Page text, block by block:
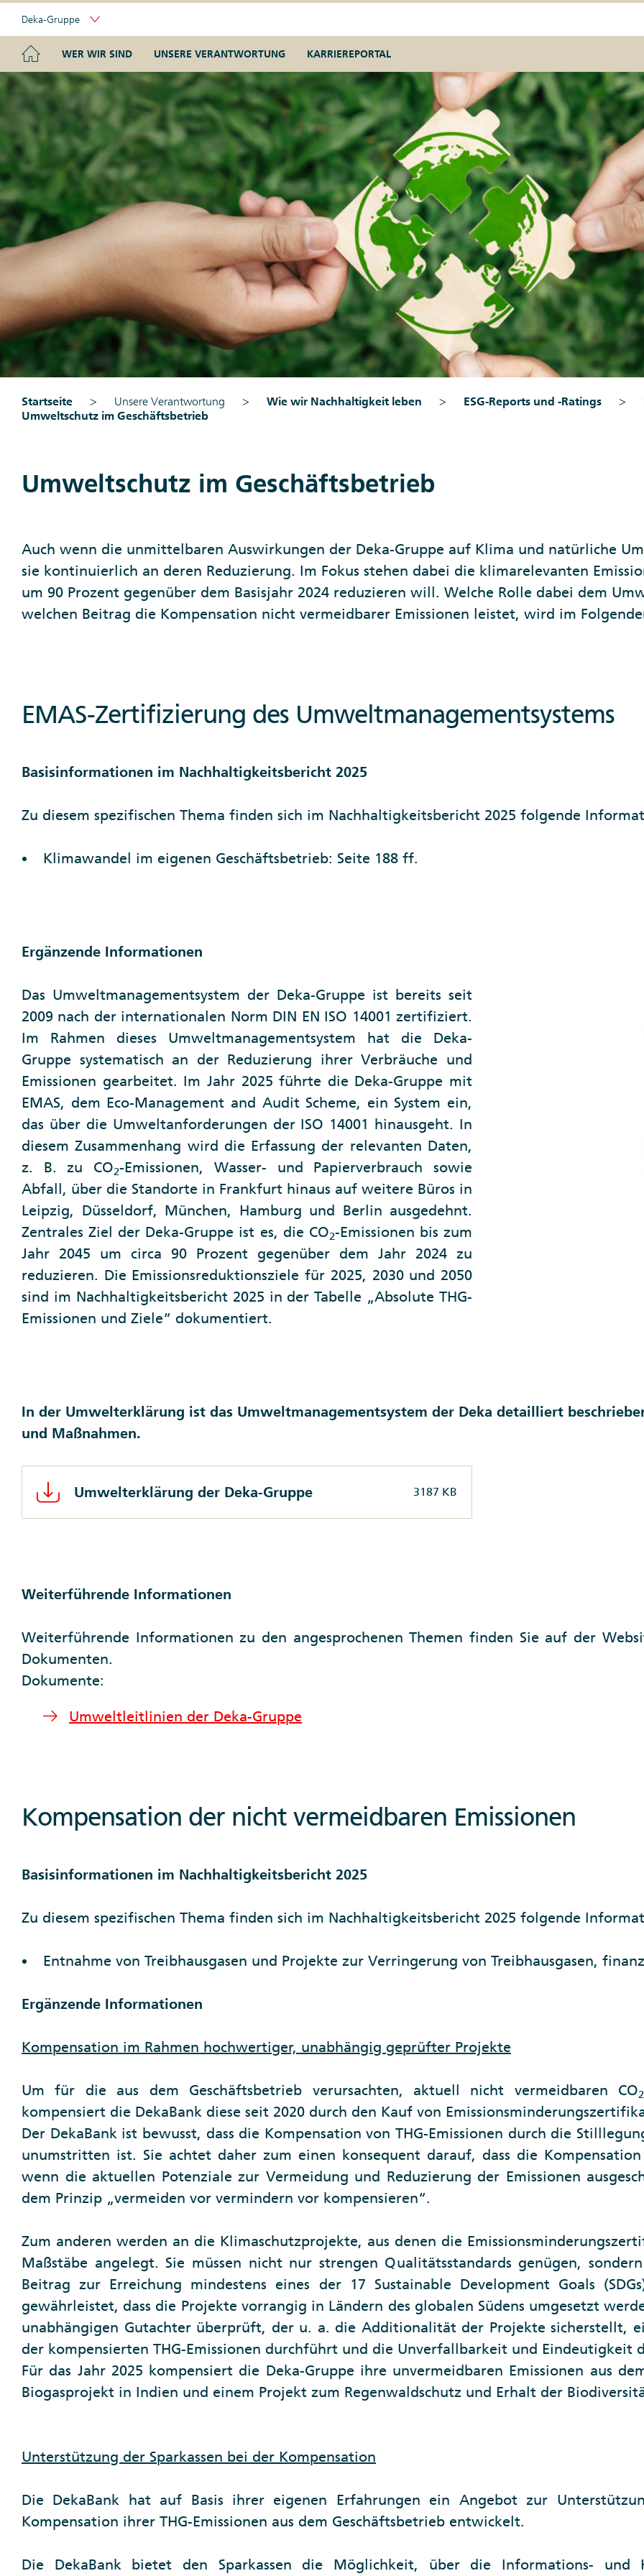
Skip
Portal
Navigation
Deka-Gruppe
HOME
WER WIR SIND UNSERE VERANTWORTUNG KARRIEREPORTAL
Startseite Unsere Verantwortung Wie wir Nachhaltigkeit leben ESG-Reports und -Ratings
Umweltschutz im Geschäftsbetrieb
Umweltschutz im Geschäftsbetrieb
Auch wenn die unmittelbaren Auswirkungen der Deka-Gruppe auf Klima und natürliche
sie kontinuierlich an deren Reduzierung. Im Fokus stehen dabei die klimarelevanten
um 90 Prozent gegenüber dem Basisjahr 2024 reduzieren will. Welche Rolle dabei dem
welchen Beitrag die Kompensation nicht vermeidbarer Emissionen leistet, wird im
EMAS-Zertifizierung des Umweltmanagementsystems
Basisinformationen im Nachhaltigkeitsbericht 2025
Zu diesem spezifischen Thema finden sich im Nachhaltigkeitsbericht 2025 folgende
Klimawandel im eigenen Geschäftsbetrieb: Seite 188 ff.
Ergänzende Informationen
Das Umweltmanagementsystem der Deka-Gruppe ist bereits seit
2009 nach der internationalen Norm DIN EN ISO 14001 zertifiziert.
Im Rahmen dieses Umweltmanagementsystem hat die Deka-
Gruppe systematisch an der Reduzierung ihrer Verbräuche und
Emissionen gearbeitet. Im Jahr 2025 führte die Deka-Gruppe mit
EMAS, dem Eco-Management and Audit Scheme, ein System ein,
das über die Umweltanforderungen der ISO 14001 hinausgeht. In
diesem Zusammenhang wird die Erfassung der relevanten Daten,
z. B. zu CO2-Emissionen, Wasser- und Papierverbrauch sowie
Abfall, über die Standorte in Frankfurt hinaus auf weitere Büros in
Leipzig, Düsseldorf, München, Hamburg und Berlin ausgedehnt.
Zentrales Ziel der Deka-Gruppe ist es, die CO2-Emissionen bis zum
Jahr 2045 um circa 90 Prozent gegenüber dem Jahr 2024 zu
reduzieren. Die Emissionsreduktionsziele für 2025, 2030 und 2050
sind im Nachhaltigkeitsbericht 2025 in der Tabelle „Absolute THG-
Emissionen und Ziele“ dokumentiert.
In der Umwelterklärung ist das Umweltmanagementsystem der Deka detailliert
und Maßnahmen.
Umwelterklärung der Deka-Gruppe 3187 KB
Weiterführende Informationen
Weiterführende Informationen zu den angesprochenen Themen finden Sie auf der
Dokumenten.
Dokumente:
Umweltleitlinien der Deka-Gruppe
Kompensation der nicht vermeidbaren Emissionen
Basisinformationen im Nachhaltigkeitsbericht 2025
Zu diesem spezifischen Thema finden sich im Nachhaltigkeitsbericht 2025 folgende
Entnahme von Treibhausgasen und Projekte zur Verringerung von Treibhausgasen,
Ergänzende Informationen
Kompensation im Rahmen hochwertiger, unabhängig geprüfter Projekte
Um für die aus dem Geschäftsbetrieb verursachten, aktuell nicht vermeidbaren CO2
kompensiert die DekaBank diese seit 2020 durch den Kauf von
Der DekaBank ist bewusst, dass die Kompensation von THG-Emissionen durch die
unumstritten ist. Sie achtet daher zum einen konsequent darauf, dass die
wenn die aktuellen Potenziale zur Vermeidung und Reduzierung der Emissionen
dem Prinzip „vermeiden vor vermindern vor kompensieren“.
Zum anderen werden an die Klimaschutzprojekte, aus denen die
Maßstäbe angelegt. Sie müssen nicht nur strengen Qualitätsstandards genügen,
Beitrag zur Erreichung mindestens eines der 17 Sustainable Development Goals
gewährleistet, dass die Projekte vorrangig in Ländern des globalen Südens umgesetzt
unabhängigen Gutachter überprüft, der u. a. die Additionalität der Projekte sicherstellt,
der kompensierten THG-Emissionen durchführt und die Unverfallbarkeit und Eindeutigkeit
Für das Jahr 2025 kompensiert die Deka-Gruppe ihre unvermeidbaren Emissionen aus
Biogasprojekt in Indien und einem Projekt zum Regenwaldschutz und Erhalt der
Unterstützung der Sparkassen bei der Kompensation
Die DekaBank hat auf Basis ihrer eigenen Erfahrungen ein Angebot zur
Kompensation ihrer THG-Emissionen aus dem Geschäftsbetrieb entwickelt.
Die DekaBank bietet den Sparkassen die Möglichkeit, über die Informations- und